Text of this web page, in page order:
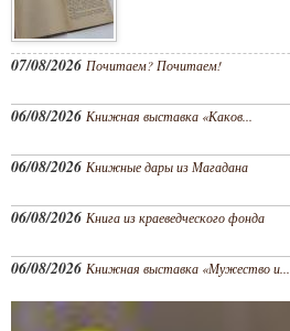
07/08/2026 Почитаем? Почитаем!
06/08/2026 Книжная выставка «Каков...
06/08/2026 Книжные дары из Магадана
06/08/2026 Книга из краеведческого фонда
06/08/2026 Книжная выставка «Мужество и...